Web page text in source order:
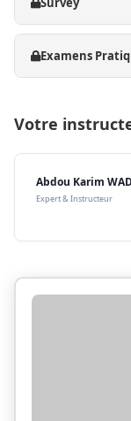
Examens
Votre
Abdou Karim
Expert & Instructeur